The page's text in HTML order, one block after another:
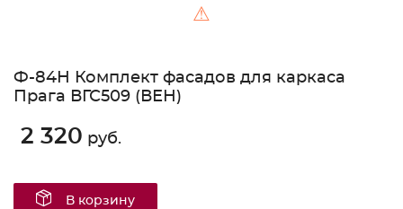
⚠
Ф-84Н Комплект фасадов для каркаса
Прага ВГС509 (ВЕН)
2 320 руб.
В корзину